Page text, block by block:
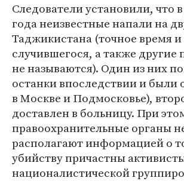
Следователи установили, что
года неизвестные напали на
Таджикистана (точное время
случившегося, а также другие
не называются). Один из них
останки впоследствии и
в Москве и Подмосковье),
доставлен в больницу. При
правоохранительные органы
располагают информацией о
убийству причастны
националистической